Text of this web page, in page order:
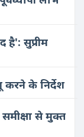
सुप्रीम
करने के निर्देश
से मुक्त